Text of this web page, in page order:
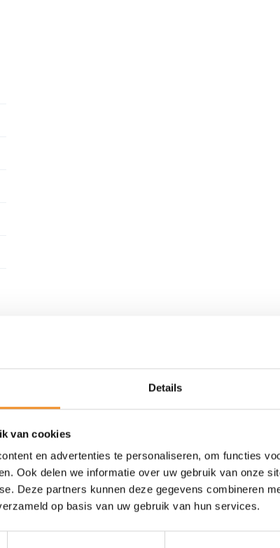
Details
van cookies
en advertenties te personaliseren, om functies
Ook delen we informatie over uw gebruik van onze
Deze partners kunnen deze gegevens combineren
op basis van uw gebruik van hun services.